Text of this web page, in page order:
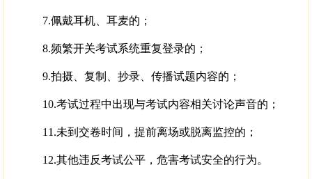
7.佩戴耳机、耳麦的；
8.频繁开关考试系统重复登录的；
9.拍摄、复制、抄录、传播试题内容的；
10.考试过程中出现与考试内容相关讨论声音的；
11.未到交卷时间，提前离场或脱离监控的；
12.其他违反考试公平，危害考试安全的行为。